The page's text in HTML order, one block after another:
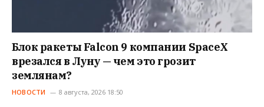
Блок ракеты Falcon 9 компании SpaceX
врезался в Луну — чем это грозит
землянам?
НОВОСТИ 8 августа, 2026 18:50